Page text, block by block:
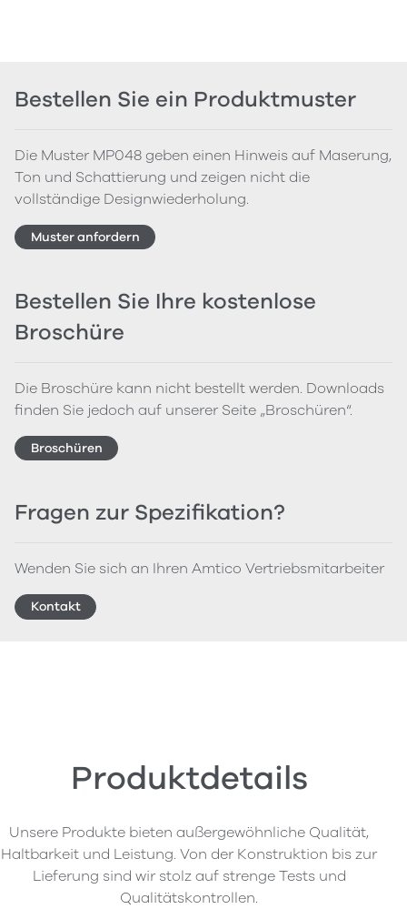
Bestellen Sie ein Produktmuster
Die Muster MP048 geben einen Hinweis auf Maserung,
Ton und Schattierung und zeigen nicht die
vollständige Designwiederholung.
Muster anfordern
Bestellen Sie Ihre kostenlose
Broschüre
Die Broschüre kann nicht bestellt werden. Downloads
finden Sie jedoch auf unserer Seite „Broschüren“.
Broschüren
Fragen zur Spezifikation?
Wenden Sie sich an Ihren Amtico Vertriebsmitarbeiter
Kontakt
Produktdetails
Unsere Produkte bieten außergewöhnliche Qualität,
Haltbarkeit und Leistung. Von der Konstruktion bis zur
Lieferung sind wir stolz auf strenge Tests und
Qualitätskontrollen.